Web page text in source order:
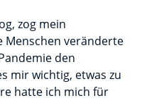
zog mein
Menschen veränderte
den
mir wichtig, etwas zu
hatte ich mich für